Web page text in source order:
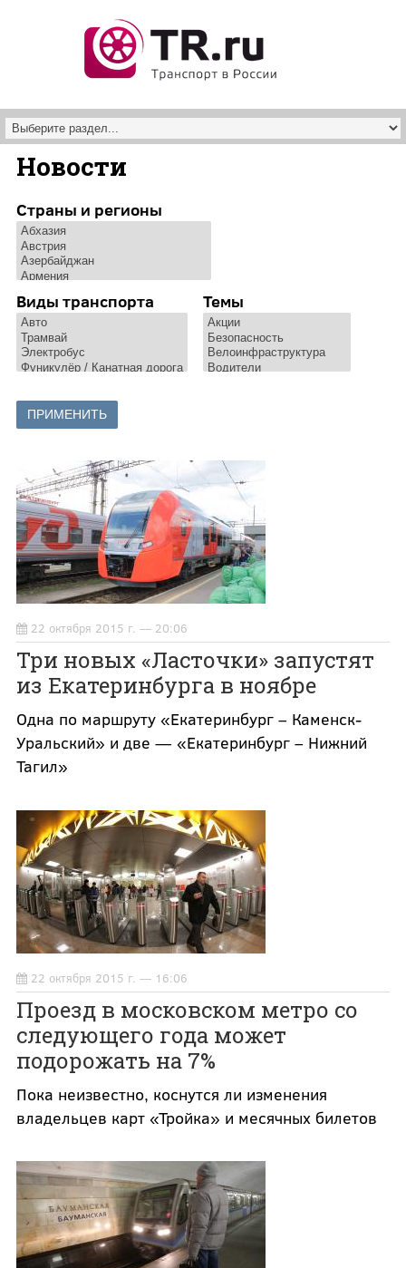
Новости
Страны и регионы
Виды транспорта Темы
22 октября 2015 г. — 20:06
Три новых «Ласточки» запустят
из Екатеринбурга в ноябре
Одна по маршруту «Екатеринбург – Каменск-
Уральский» и две — «Екатеринбург – Нижний
Тагил»
22 октября 2015 г. — 16:06
Проезд в московском метро со
следующего года может
подорожать на 7%
Пока неизвестно, коснутся ли изменения
владельцев карт «Тройка» и месячных билетов